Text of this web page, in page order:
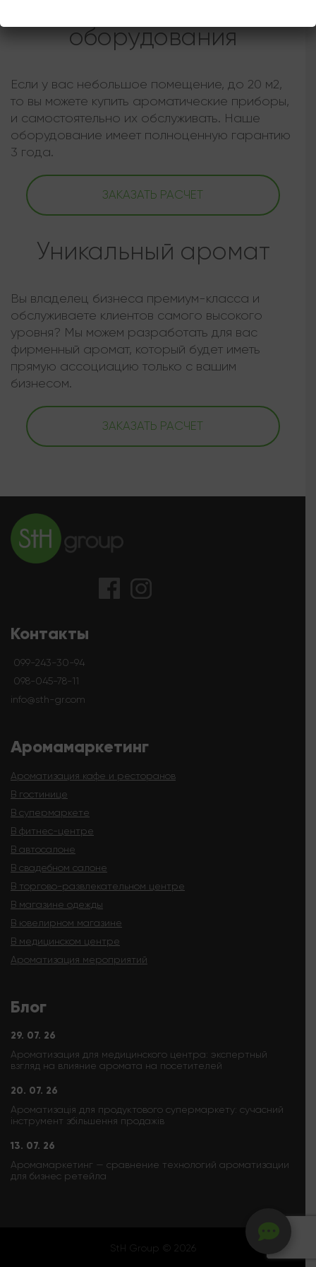
оборудования
Если у вас небольшое помещение, до 20 м2,
то вы можете купить ароматические приборы,
и самостоятельно их обслуживать. Наше
оборудование имеет полноценную гарантию
3 года.
ЗАКАЗАТЬ РАСЧЕТ
Уникальный аромат
Вы владелец бизнеса премиум-класса и
обслуживаете клиентов самого высокого
уровня? Мы можем разработать для вас
фирменный аромат, который будет иметь
прямую ассоциацию только с вашим
бизнесом.
ЗАКАЗАТЬ РАСЧЕТ
Контакты
099-243-30-94
098-045-78-11
info@sth-gr.com
Аромамаркетинг
Ароматизация кафе и ресторанов
В гостинице
В супермаркете
В фитнес-центре
В автосалоне
В свадебном салоне
В торгово-развлекательном центре
В магазине одежды
В ювелирном магазине
В медицинском центре
Ароматизация мероприятий
Блог
29. 07. 26
Ароматизация для медицинского центра: экспертный
взгляд на влияние аромата на посетителей
20. 07. 26
Ароматизація для продуктового супермаркету: сучасний
інструмент збільшення продажів
13. 07. 26
Аромамаркетинг — сравнение технологий ароматизации
для бизнес ретейла
StH Group © 2026